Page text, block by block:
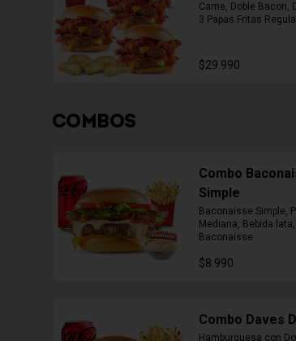
Carne, Doble Bacon,
3 Papas Fritas
$29.990
COMBOS
Combo
Simple
Baconaisse Simple,
Mediana, Bebida
Baconaisse
$8.990
Combo Daves
Hamburguesa con